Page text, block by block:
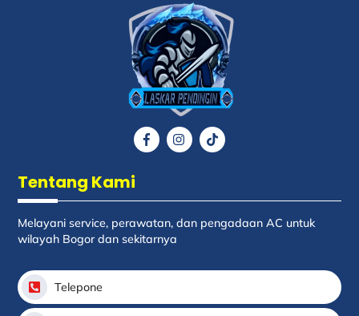
Icon
Icon
Icon
Tentang Kami
Melayani service, perawatan, dan pengadaan AC untuk
wilayah Bogor dan sekitarnya
Telepone